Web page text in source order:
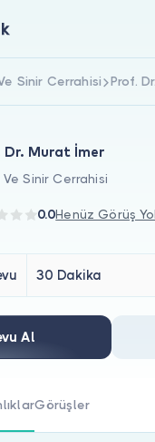
musunuz?
Sinir Cerrahisi Prof.
Dr. Murat İmer
Ve Sinir Cerrahisi
0.0Henüz Görüş
30 Dakika
Al
Görüşler